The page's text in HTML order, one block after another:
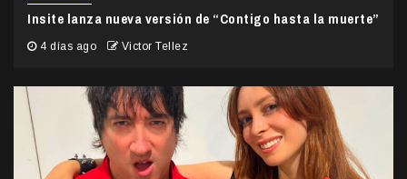
Insite lanza nueva versión de “Contigo hasta la muerte”
4 días ago Victor Tellez